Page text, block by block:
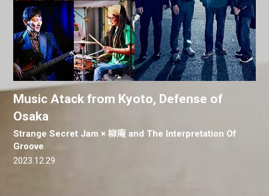
Music Atack from Kyoto, Defense of
Osaka
Strange Secret Jam × 柳庵 and The Interpretation Of
Groove
2023.12.29